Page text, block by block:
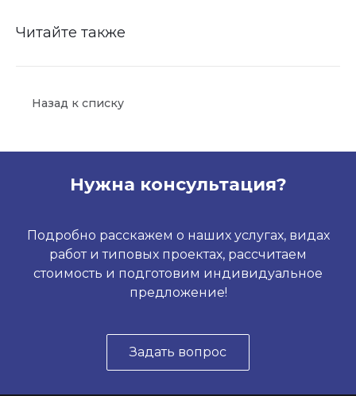
Читайте также
Назад к списку
Нужна консультация?
Подробно расскажем о наших услугах, видах
работ и типовых проектах, рассчитаем
стоимость и подготовим индивидуальное
предложение!
Задать вопрос